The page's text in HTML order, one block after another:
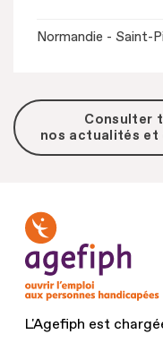
Normandie - Saint-
Consulter
nos actualités et
L'Agefiph est